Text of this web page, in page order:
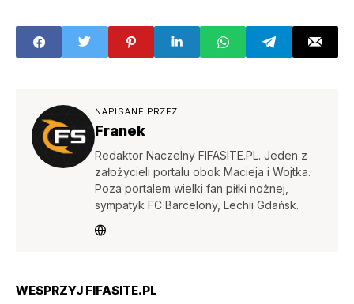
NAPISANE PRZEZ
Franek
Redaktor Naczelny FIFASITE.PL. Jeden z
założycieli portalu obok Macieja i Wojtka.
Poza portalem wielki fan piłki nożnej,
sympatyk FC Barcelony, Lechii Gdańsk.
WESPRZYJ FIFASITE.PL